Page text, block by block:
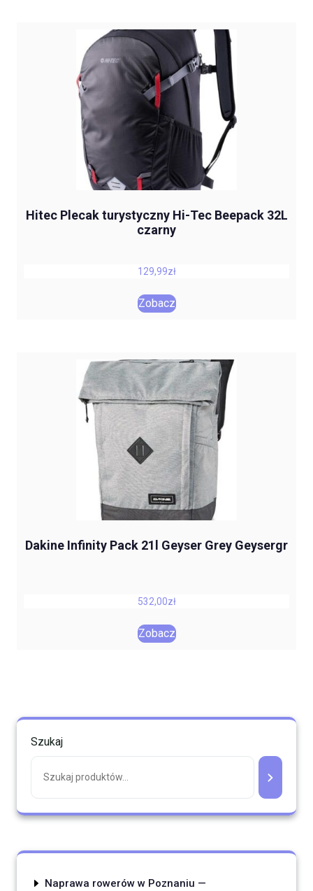
Hitec Plecak turystyczny Hi-Tec Beepack 32L
czarny
129,99zł
Zobacz
Dakine Infinity Pack 21l Geyser Grey Geysergr
532,00zł
Zobacz
Szukaj
Naprawa rowerów w Poznaniu —